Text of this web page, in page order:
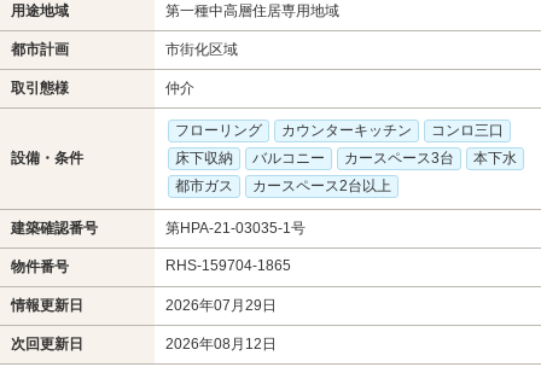
用途地域 第一種中高層住居専用地域
都市計画 市街化区域
取引態様 仲介
設備・条件
フローリング カウンターキッチン
コンロ三口
床下収納
バルコニー カースペース3台
本下水
都市ガス
カースペース2台以上
建築確認番号 第HPA-21-03035-1号
物件番号 RHS-159704-1865
情報更新日 2026年07月29日
次回更新日 2026年08月12日